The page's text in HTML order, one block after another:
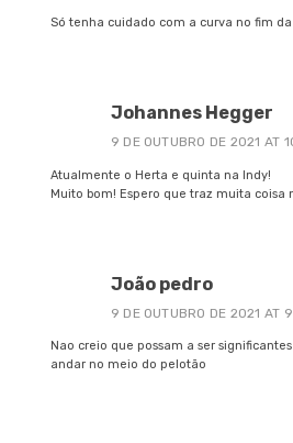
Só tenha cuidado com a curva no fim
Johannes Hegger
9 DE OUTUBRO DE 2021 AT
Atualmente o Herta e quinta na Indy!
Muito bom! Espero que traz muita coisa
João pedro
9 DE OUTUBRO DE 2021 AT
Nao creio que possam a ser
andar no meio do pelotão